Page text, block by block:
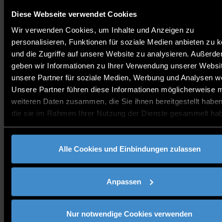
Diese Webseite verwendet Cookies
Wir verwenden Cookies, um Inhalte und Anzeigen zu
personalisieren, Funktionen für soziale Medien anbieten zu
und die Zugriffe auf unsere Website zu analysieren.
geben wir Informationen zu Ihrer Verwendung unserer
unsere Partner für soziale Medien, Werbung und Analysen
Unsere Partner führen diese Informationen möglicherweise
weiteren Daten zusammen, die Sie ihnen bereitgestellt
die sie im Rahmen Ihrer Nutzung der Dienste gesammelt
Alle Cookies und Einbindungen zulassen
Anpassen
Nur notwendige Cookies verwenden
Unternehmen, gibt einen fundierten Überblick
darüber, wie Unternehmen Zukunftstrends frühzeitig
erkennen, neue Chancen im Wandel aktiv nutzen und
durch innovative Ideen sowie unternehmerisches
Engagement ihre Zukunftsfähigkeit nachhaltig
sichern können.
Die Teilnahme an der Veranstaltung ist kostenfrei.
Nutzen Sie erneut die Gelegenheit, potenzielle
Geschäftspartner, Lieferanten oder Kunden sowohl
im eigenen als auch im Nachbarland
kennenzulernen.
Präsentieren Sie sich auf der Messe gemeinsam mit
weitere Institutionen. Oder kommen Sie auch als